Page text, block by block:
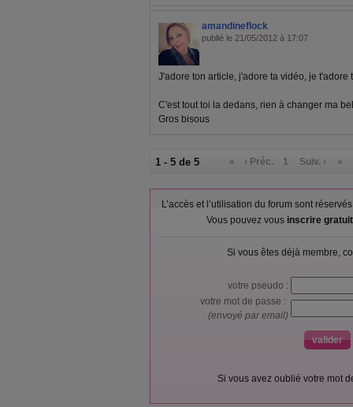
amandineflock
publié le 21/05/2012 à 17:07
J'adore ton article, j'adore ta vidéo, je t'adore
C'est tout toi la dedans, rien à changer ma
Gros bisous
1 - 5 de 5 « ‹ Préc. 1 Suiv. › »
L’accès et l’utilisation du forum sont
Vous pouvez vous inscrire
Si vous êtes déjà membre,
votre pseudo :
votre mot de passe :
(envoyé par email)
Si vous avez oublié votre mot